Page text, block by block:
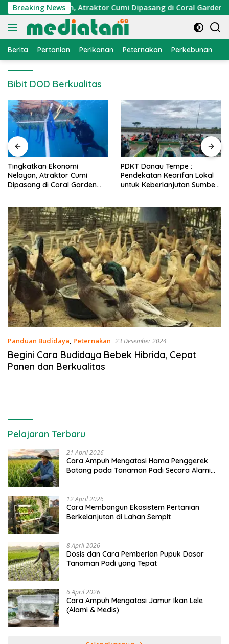
Langsung
ke
konten
Breaking News
Nelayan, Atraktor Cumi Dipasang di Coral Garden
Berita Pertanian Perikanan Peternakan Perkebunan
Bibit DOD Berkualitas
PDKT Danau Tempe :
Pendekatan Kearifan Lokal
untuk Keberlanjutan Sumber
Cara Mengatasi Penyakit
PMK pada Sapi Perah Secara
Alami dan Medis
Panduan Budidaya, Peternakan 23 Desember 2024
Begini Cara Budidaya Bebek Hibrida, Cepat
Panen dan Berkualitas
Pelajaran Terbaru
21 April 2026
Cara Ampuh Mengatasi Hama Penggerek
Batang pada Tanaman Padi Secara Alami
12 April 2026
Cara Membangun Ekosistem Pertanian
Berkelanjutan di Lahan Sempit
8 April 2026
Dosis dan Cara Pemberian Pupuk Dasar
Tanaman Padi yang Tepat
6 April 2026
Cara Ampuh Mengatasi Jamur Ikan Lele
(Alami & Medis)